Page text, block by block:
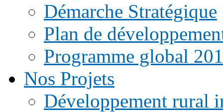
Démarche Stratégique
Plan de
Programme global
Nos Projets
Développement rural